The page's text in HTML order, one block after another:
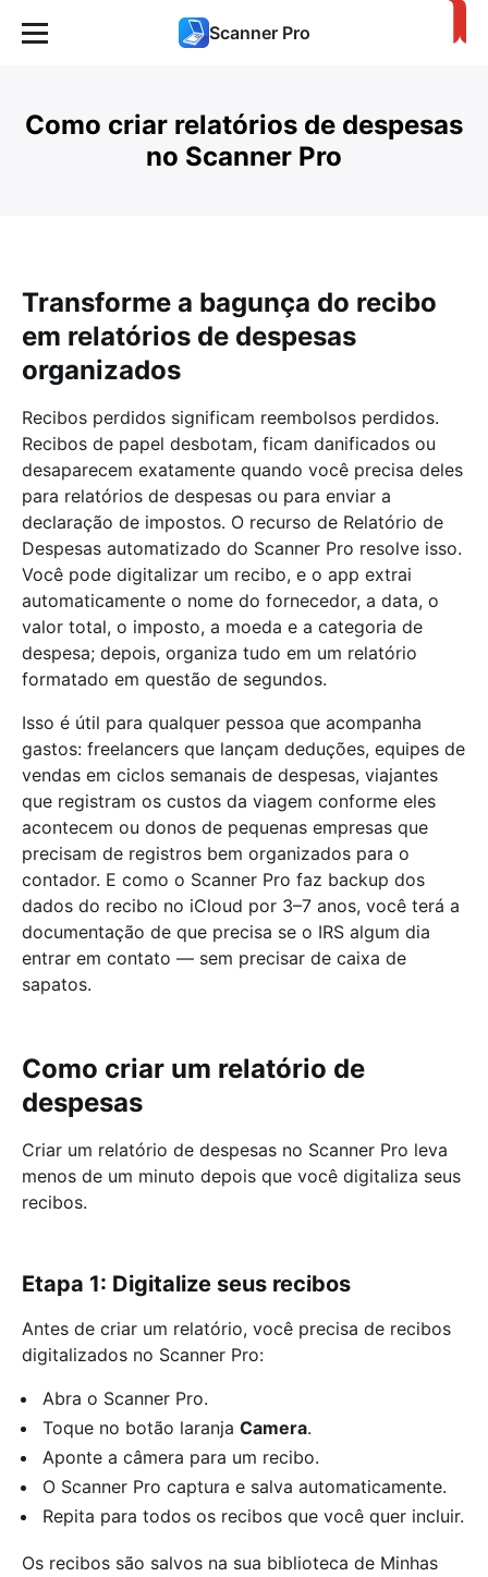
Scanner Pro
Como criar relatórios de despesas
no Scanner Pro
Transforme a bagunça do recibo
em relatórios de despesas
organizados
Recibos perdidos significam reembolsos perdidos.
Recibos de papel desbotam, ficam danificados ou
desaparecem exatamente quando você precisa deles
para relatórios de despesas ou para enviar a
declaração de impostos. O recurso de Relatório de
Despesas automatizado do Scanner Pro resolve isso.
Você pode digitalizar um recibo, e o app extrai
automaticamente o nome do fornecedor, a data, o
valor total, o imposto, a moeda e a categoria de
despesa; depois, organiza tudo em um relatório
formatado em questão de segundos.
Isso é útil para qualquer pessoa que acompanha
gastos: freelancers que lançam deduções, equipes de
vendas em ciclos semanais de despesas, viajantes
que registram os custos da viagem conforme eles
acontecem ou donos de pequenas empresas que
precisam de registros bem organizados para o
contador. E como o Scanner Pro faz backup dos
dados do recibo no iCloud por 3–7 anos, você terá a
documentação de que precisa se o IRS algum dia
entrar em contato — sem precisar de caixa de
sapatos.
Como criar um relatório de
despesas
Criar um relatório de despesas no Scanner Pro leva
menos de um minuto depois que você digitaliza seus
recibos.
Etapa 1: Digitalize seus recibos
Antes de criar um relatório, você precisa de recibos
digitalizados no Scanner Pro:
Abra o Scanner Pro.
Toque no botão laranja Camera.
Aponte a câmera para um recibo.
O Scanner Pro captura e salva automaticamente.
Repita para todos os recibos que você quer incluir.
Os recibos são salvos na sua biblioteca de Minhas